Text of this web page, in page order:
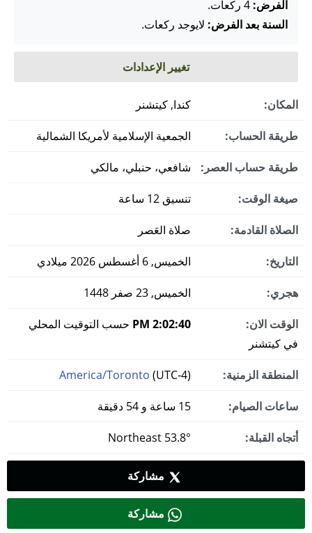
الفرض:
السنة بعد الفرض: لايوجد ركعات.
تغيير الإعدادات
المكان: كندا, كيتشنر
طريقة الحساب: الجمعية الإسلامية لأمريكا الشمالية
طريقة حساب العصر: شافعي، حنبلي، مالكي
صيغة الوقت: تنسيق 12 ساعة
الصلاة القادمة: صلاة العَصر
التاريخ: الخميس, 6 أغسطس 2026 ميلادي
هجري: الخميس, 23 صفر 1448
الوقت الان: 2:02:41 PM
حسب التوقيت المحلي
في كيتشنر
المنطقة الزمنية: America/Toronto (UTC-4)
ساعات الصيام:
أتجاه القبلة:
مشاركة
مشاركة